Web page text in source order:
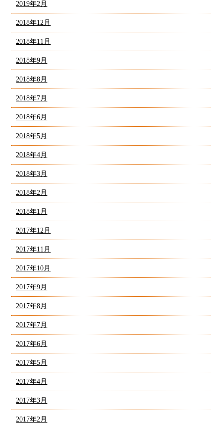
2019年2月
2018年12月
2018年11月
2018年9月
2018年8月
2018年7月
2018年6月
2018年5月
2018年4月
2018年3月
2018年2月
2018年1月
2017年12月
2017年11月
2017年10月
2017年9月
2017年8月
2017年7月
2017年6月
2017年5月
2017年4月
2017年3月
2017年2月